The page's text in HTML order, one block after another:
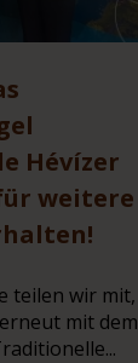
Hévízer
weitere
teilen wir mit,
mit dem